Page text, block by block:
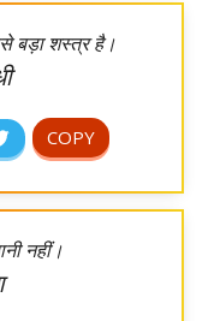
बड़ा शस्त्र है।
नहीं।